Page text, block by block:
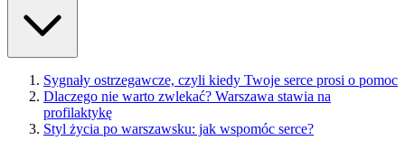
Sygnały ostrzegawcze, czyli kiedy Twoje serce prosi o pomoc
Dlaczego nie warto zwlekać? Warszawa stawia na
profilaktykę
Styl życia po warszawsku: jak wspomóc serce?